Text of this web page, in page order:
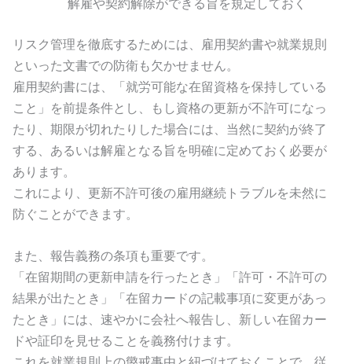
解雇や契約解除ができる旨を規定しておく
リスク管理を徹底するためには、雇用契約書や就業規則
といった文書での防衛も欠かせません。
雇用契約書には、「就労可能な在留資格を保持している
こと」を前提条件とし、もし資格の更新が不許可になっ
たり、期限が切れたりした場合には、当然に契約が終了
する、あるいは解雇となる旨を明確に定めておく必要が
あります。
これにより、更新不許可後の雇用継続トラブルを未然に
防ぐことができます。
また、報告義務の条項も重要です。
「在留期間の更新申請を行ったとき」「許可・不許可の
結果が出たとき」「在留カードの記載事項に変更があっ
たとき」には、速やかに会社へ報告し、新しい在留カー
ドや証印を見せることを義務付けます。